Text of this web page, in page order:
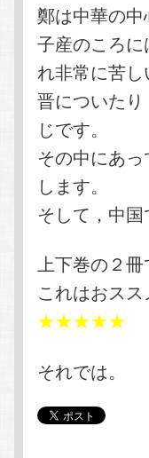
鄭は中華の
子産のころ
れ非常に苦し
晋についた
じです。
その中にあ
します。
そして，中国
上下巻の２
これはおスス
★★★★★
それでは。